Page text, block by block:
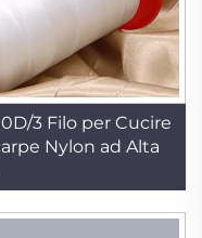
3 Filo per Cucire
Nylon ad Alta